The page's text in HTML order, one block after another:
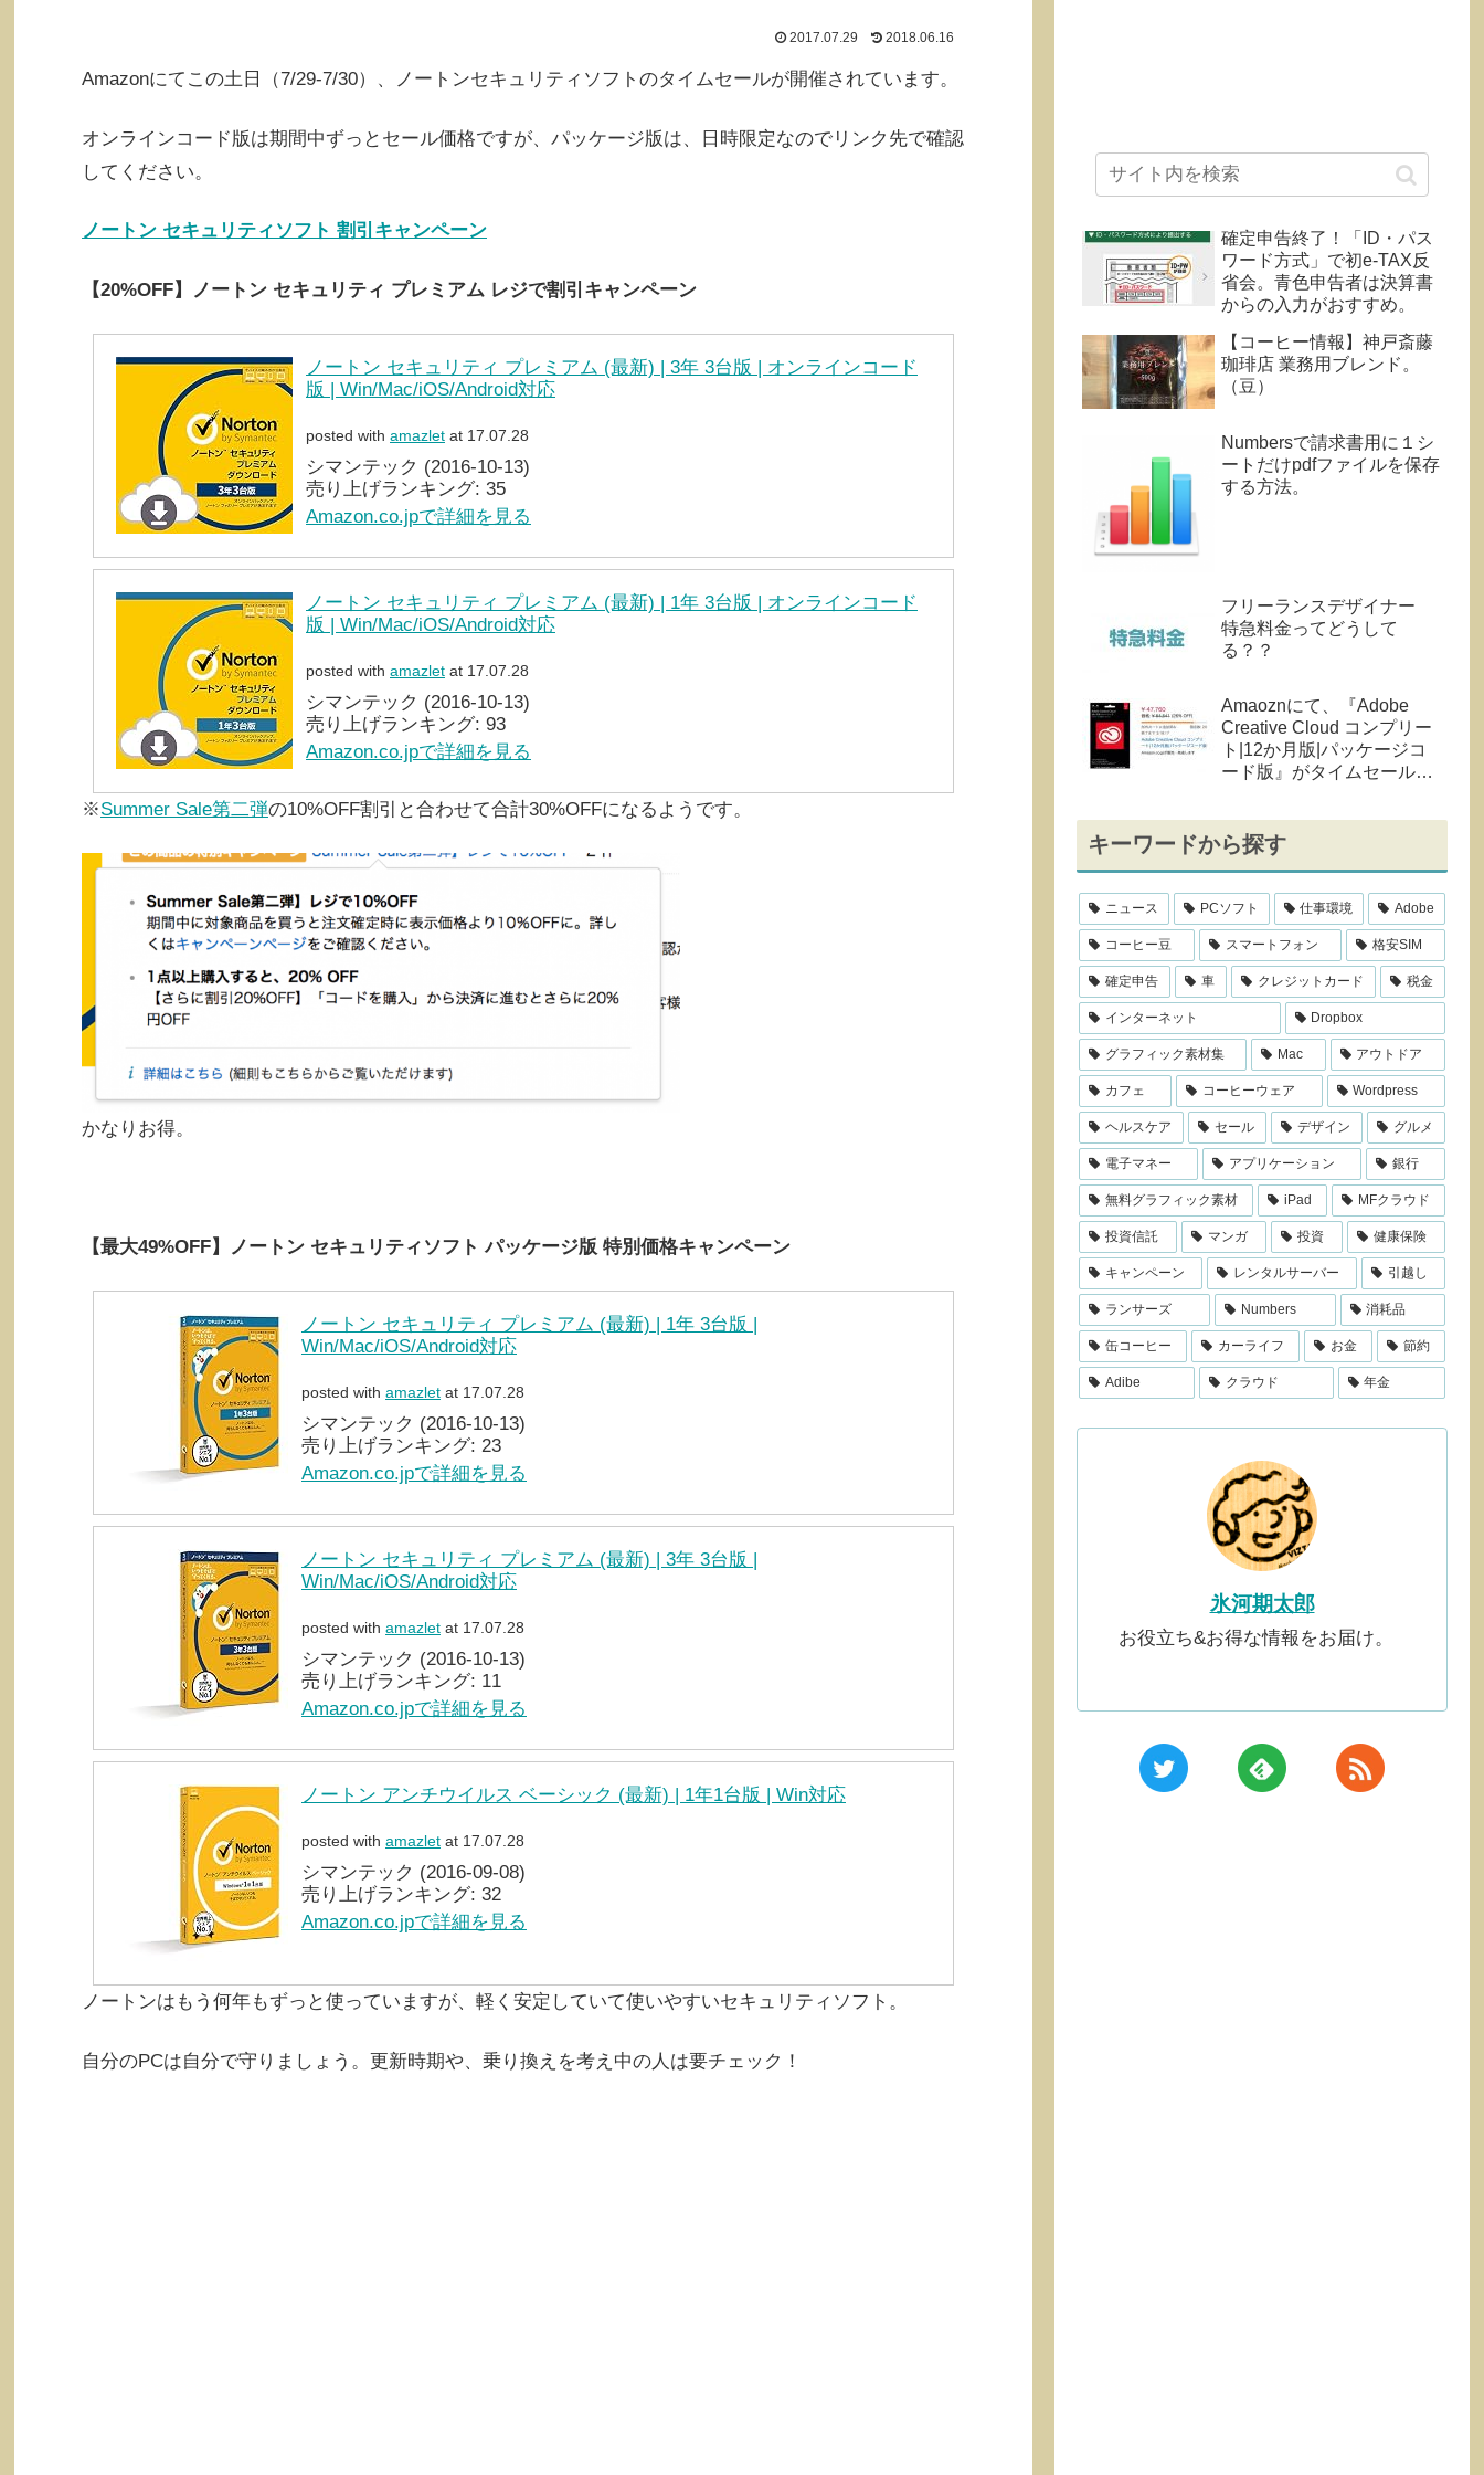
2017.07.29 2018.06.16
Amazonにてこの土日（7/29-7/30）、ノートンセキュリティソフトのタイムセールが開催されています。
オンラインコード版は期間中ずっとセール価格ですが、パッケージ版は、日時限定なのでリンク先で確認
してください。
ノートン セキュリティソフト 割引キャンペーン
【20%OFF】ノートン セキュリティ プレミアム レジで割引キャンペーン
ノートン セキュリティ プレミアム (最新) | 3年 3台版 | オンラインコード
版 | Win/Mac/iOS/Android対応
posted with amazlet at 17.07.28
シマンテック (2016-10-13)
売り上げランキング: 35
Amazon.co.jpで詳細を見る
ノートン セキュリティ プレミアム (最新) | 1年 3台版 | オンラインコード
版 | Win/Mac/iOS/Android対応
posted with amazlet at 17.07.28
シマンテック (2016-10-13)
売り上げランキング: 93
Amazon.co.jpで詳細を見る
※Summer Sale第二弾の10%OFF割引と合わせて合計30%OFFになるようです。
かなりお得。
【最大49%OFF】ノートン セキュリティソフト パッケージ版 特別価格キャンペーン
ノートン セキュリティ プレミアム (最新) | 1年 3台版 |
Win/Mac/iOS/Android対応
posted with amazlet at 17.07.28
シマンテック (2016-10-13)
売り上げランキング: 23
Amazon.co.jpで詳細を見る
ノートン セキュリティ プレミアム (最新) | 3年 3台版 |
Win/Mac/iOS/Android対応
posted with amazlet at 17.07.28
シマンテック (2016-10-13)
売り上げランキング: 11
Amazon.co.jpで詳細を見る
ノートン アンチウイルス ベーシック (最新) | 1年1台版 | Win対応
posted with amazlet at 17.07.28
シマンテック (2016-09-08)
売り上げランキング: 32
Amazon.co.jpで詳細を見る
ノートンはもう何年もずっと使っていますが、軽く安定していて使いやすいセキュリティソフト。
自分のPCは自分で守りましょう。更新時期や、乗り換えを考え中の人は要チェック！
確定申告終了！「ID・パス
ワード方式」で初e-TAX反
省会。青色申告者は決算書
からの入力がおすすめ。
【コーヒー情報】神戸斎藤
珈琲店 業務用ブレンド。
（豆）
Numbersで請求書用に１シ
ートだけpdfファイルを保存
する方法。
フリーランスデザイナー
特急料金ってどうして
る？？
Amaoznにて、『Adobe
Creative Cloud コンプリー
ト|12か月版|パッケージコ
ード版』がタイムセール
キーワードから探す
ニュース PCソフト 仕事環境 Adobe
コーヒー豆 スマートフォン 格安SIM
確定申告 車 クレジットカード 税金
インターネット Dropbox
グラフィック素材集 Mac アウトドア
カフェ コーヒーウェア Wordpress
ヘルスケア セール デザイン グルメ
電子マネー アプリケーション 銀行
無料グラフィック素材 iPad MFクラウド
投資信託 マンガ 投資 健康保険
キャンペーン レンタルサーバー 引越し
ランサーズ Numbers 消耗品
缶コーヒー カーライフ お金 節約
Adibe クラウド 年金
氷河期太郎
お役立ち&お得な情報をお届け。